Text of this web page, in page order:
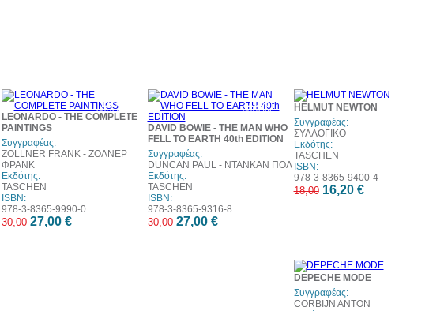
10%
έκπτωση
LEONARDO - THE COMPLETE
PAINTINGS
Συγγραφέας:
ZOLLNER FRANK - ΖΟΛΝΕΡ
ΦΡΑΝΚ
Εκδότης:
TASCHEN
ISBN:
978-3-8365-9990-0
30,00 27,00 €
10%
έκπτωση
DAVID BOWIE - THE MAN WHO
FELL TO EARTH 40th EDITION
Συγγραφέας:
DUNCAN PAUL - ΝΤΑΝΚΑΝ ΠΟΛ
Εκδότης:
TASCHEN
ISBN:
978-3-8365-9316-8
30,00 27,00 €
HELMUT NEWTON
Συγγραφέας:
ΣΥΛΛΟΓΙΚΟ
Εκδότης:
TASCHEN
ISBN:
978-3-8365-9400-4
18,00 16,20 €
DEPECHE MODE
Συγγραφέας:
CORBIJN ANTON